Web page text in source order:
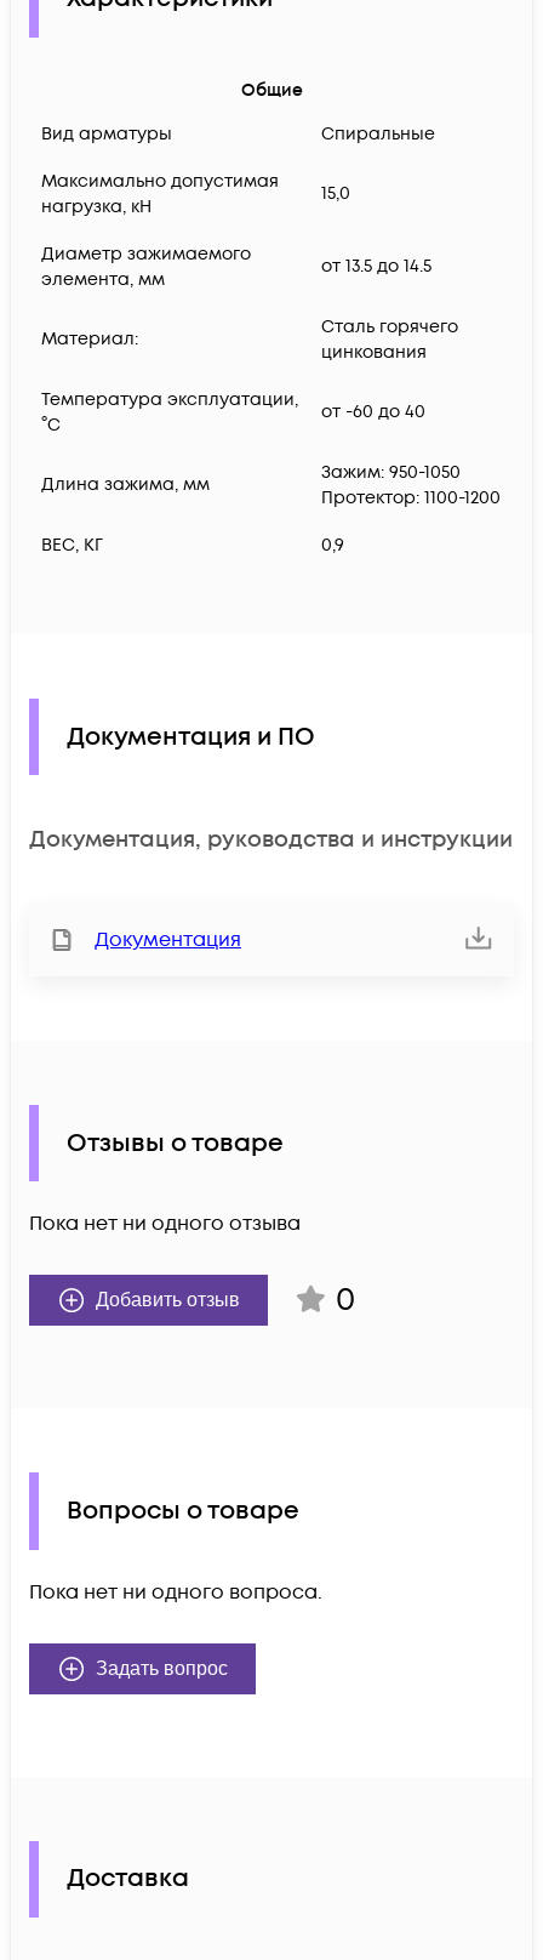
Общие
Вид арматуры
Спиральные
Максимально допустимая
нагрузка, кН
15,0
Диаметр зажимаемого
элемента, мм
от 13.5 до 14.5
Материал:
Сталь горячего
цинкования
Температура эксплуатации,
°C
от -60 до 40
Длина зажима, мм
Зажим: 950-1050
Протектор: 1100-1200
ВЕС, КГ 0,9
Документация и ПО
Документация, руководства и инструкции
Документация
Отзывы о товаре
Пока нет ни одного отзыва
Добавить отзыв 0
Вопросы о товаре
Пока нет ни одного вопроса.
Задать вопрос
Доставка